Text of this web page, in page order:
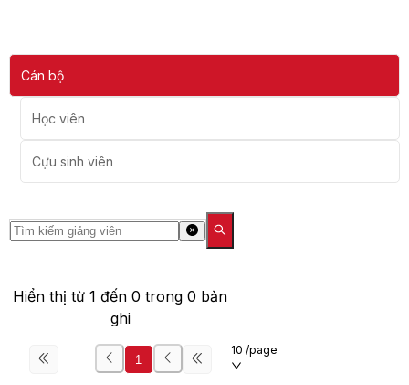
Cán bộ
Học viên
Cựu sinh viên
Hiển thị từ 1 đến 0 trong 0 bản
ghi
1
10 /page